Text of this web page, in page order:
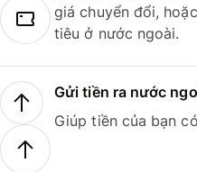
giá chuyển đổi,
tiêu ở nước ngoài.
Gửi tiền ra nước
Giúp tiền của bạn